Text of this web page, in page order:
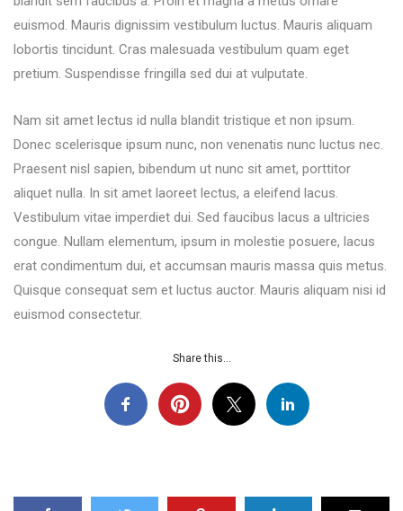
euismod. Mauris dignissim vestibulum luctus. Mauris aliquam
lobortis tincidunt. Cras malesuada vestibulum quam eget
pretium. Suspendisse fringilla sed dui at vulputate.
Nam sit amet lectus id nulla blandit tristique et non ipsum.
Donec scelerisque ipsum nunc, non venenatis nunc luctus nec.
Praesent nisl sapien, bibendum ut nunc sit amet, porttitor
aliquet nulla. In sit amet laoreet lectus, a eleifend lacus.
Vestibulum vitae imperdiet dui. Sed faucibus lacus a ultricies
congue. Nullam elementum, ipsum in molestie posuere, lacus
erat condimentum dui, et accumsan mauris massa quis metus.
Quisque consequat sem et luctus auctor. Mauris aliquam nisi id
euismod consectetur.
Share this...